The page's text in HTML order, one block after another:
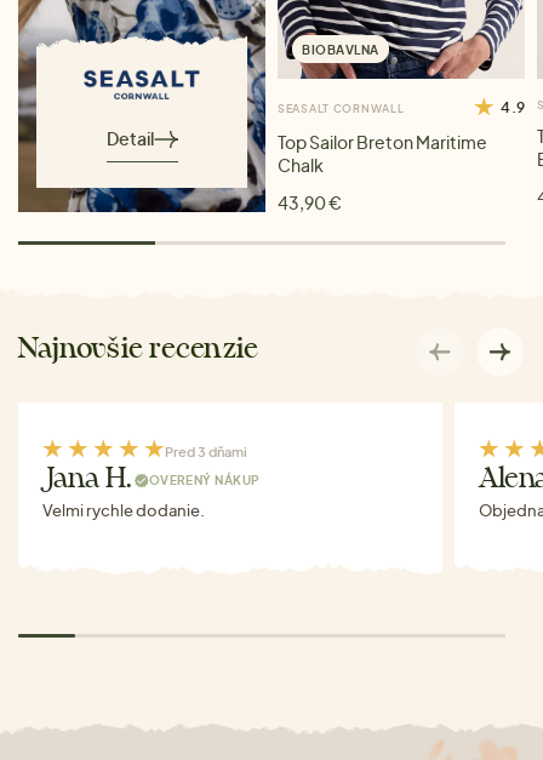
Detail
BIOBAVLNA
SEASALT CORNWALL 4.9
Top Sailor Breton Maritime
Chalk
43,90 €
Najnovšie recenzie
Pred 3 dňami
Jana H. OVERENÝ NÁKUP
Velmi rychle dodanie.